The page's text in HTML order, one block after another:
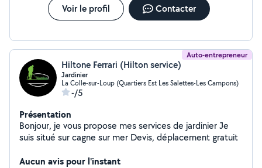
Voir le profil Contacter
Auto-entrepreneur
Hiltone Ferrari (Hilton service)
Jardinier
La Colle-sur-Loup (Quartiers Est Les Salettes-Les Campons)
-/5
Présentation
Bonjour, je vous propose mes services de jardinier Je
suis situé sur cagne sur mer Devis, déplacement gratuit
Aucun avis pour l'instant